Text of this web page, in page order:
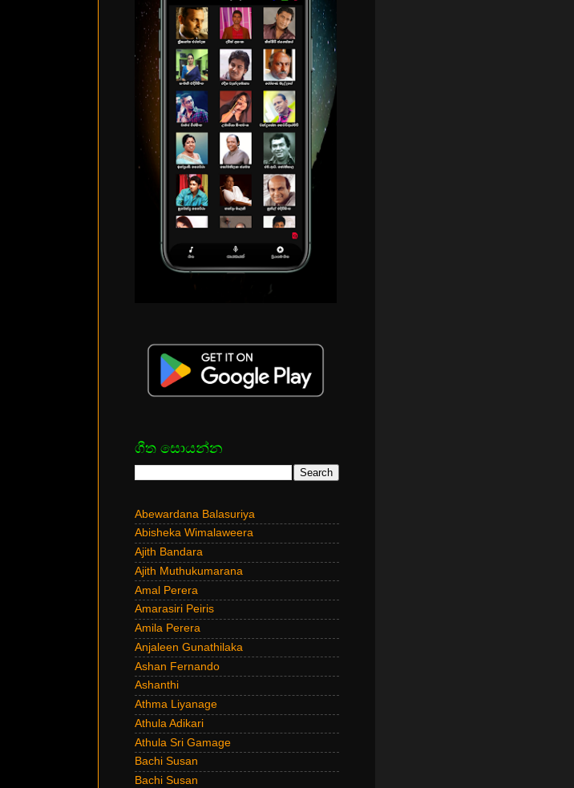
ගීත සොයන්න
Abewardana Balasuriya
Abisheka Wimalaweera
Ajith Bandara
Ajith Muthukumarana
Amal Perera
Amarasiri Peiris
Amila Perera
Anjaleen Gunathilaka
Ashan Fernando
Ashanthi
Athma Liyanage
Athula Adikari
Athula Sri Gamage
Bachi Susan
Bachi Susan